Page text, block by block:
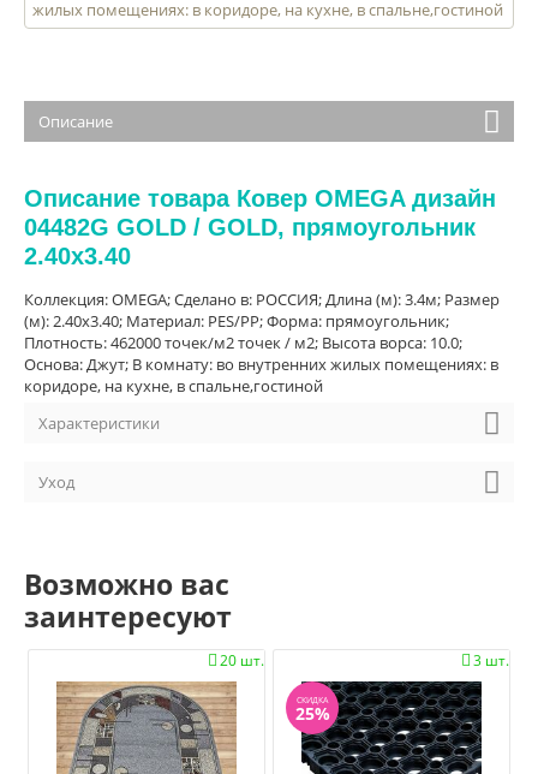
жилых помещениях: в коридоре, на кухне, в спальне,гостиной
Описание
Описание товара Ковер OMEGA дизайн
04482G GOLD / GOLD, прямоугольник
2.40x3.40
Коллекция: OMEGA; Сделано в: РОССИЯ; Длина (м): 3.4м; Размер
(м): 2.40x3.40; Материал: PES/PP; Форма: прямоугольник;
Плотность: 462000 точек/м2 точек / м2; Высота ворса: 10.0;
Основа: Джут; В комнату: во внутренних жилых помещениях: в
коридоре, на кухне, в спальне,гостиной
Характеристики
Уход
Возможно вас
заинтересуют
20 шт.
 3 шт.

СКИДКА
25%